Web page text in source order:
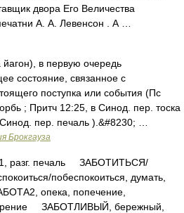
двора Его Величества
А. А. Левенсон . А …
в первую очередь
состояние, связанное с
поступка или события (Пс
; Притч 12:25, в Синод. пер. тоска
пер. печаль ).&#8230; …
Брокгауза
печаль ЗАБОТИТЬСЯ/
побеспокоиться, думать,
опека, попечение,
ЗАБОТЛИВЫЙ, бережный,